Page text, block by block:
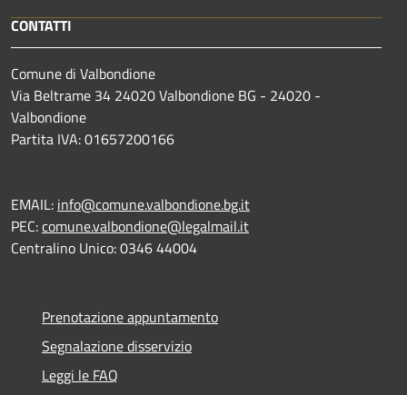
CONTATTI
Comune di Valbondione
Via Beltrame 34 24020 Valbondione BG - 24020 -
Valbondione
Partita IVA: 01657200166
EMAIL: info@comune.valbondione.bg.it
PEC:comune.valbondione@legalmail.it
Centralino Unico: 0346 44004
Prenotazione appuntamento
Segnalazione disservizio
Leggi le FAQ